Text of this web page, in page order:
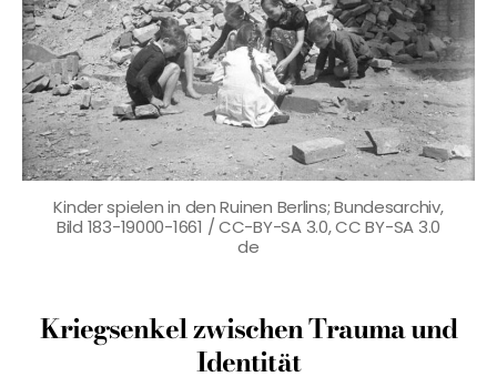
Kinder spielen in den Ruinen Berlins; Bundesarchiv,
Bild 183-19000-1661 / CC-BY-SA 3.0, CC BY-SA 3.0
de
Kriegsenkel zwischen Trauma und
Identität